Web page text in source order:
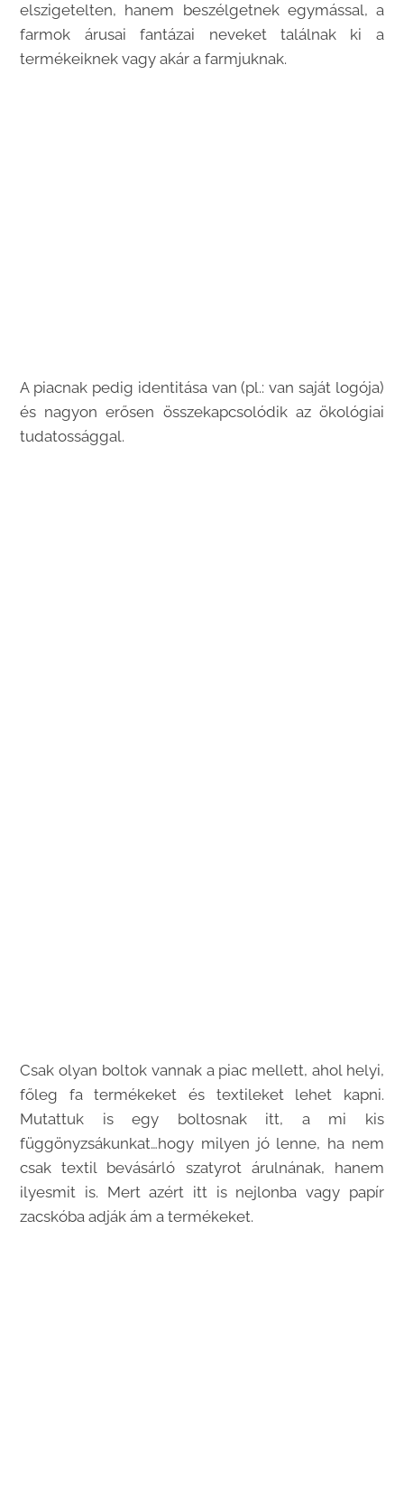
elszigetelten, hanem beszélgetnek egymással, a
farmok árusai fantázai neveket találnak ki a
termékeiknek vagy akár a farmjuknak.
A piacnak pedig identitása van (pl.: van saját logója)
és nagyon erősen összekapcsolódik az ökológiai
tudatossággal.
Csak olyan boltok vannak a piac mellett, ahol helyi,
főleg fa termékeket és textileket lehet kapni.
Mutattuk is egy boltosnak itt, a mi kis
függönyzsákunkat…hogy milyen jó lenne, ha nem
csak textil bevásárló szatyrot árulnának, hanem
ilyesmit is. Mert azért itt is nejlonba vagy papír
zacskóba adják ám a termékeket.